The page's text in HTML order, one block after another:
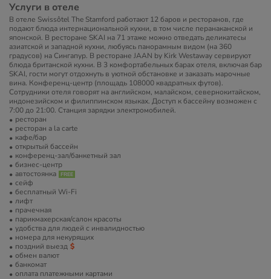
Услуги в отеле
В отеле Swissôtel The Stamford работают 12 баров и ресторанов, где
подают блюда интернациональной кухни, в том числе перанаканской и
японской. В ресторане SKAI на 71 этаже можно отведать деликатесы
азиатской и западной кухни, любуясь панорамным видом (на 360
градусов) на Сингапур. В ресторане JAAN by Kirk Westaway сервируют
блюда британской кухни. В 3 комфортабельных барах отеля, включая бар
SKAI, гости могут отдохнуть в уютной обстановке и заказать марочные
вина. Конференц-центр (площадь 108000 квадратных футов).
Сотрудники отеля говорят на английском, малайском, севернокитайском,
индонезийском и филиппинском языках. Доступ к бассейну возможен с
7:00 до 21:00. Cтанция зарядки электромобилей.
ресторан
ресторан a la carte
кафе/бар
открытый бассейн
конференц-зал/банкетный зал
бизнес-центр
автостоянка
сейф
бесплатный Wi-Fi
лифт
прачечная
парикмахерская/салон красоты
удобства для людей с инвалидностью
номера для некурящих
поздний выезд
обмен валют
банкомат
оплата платежными картами